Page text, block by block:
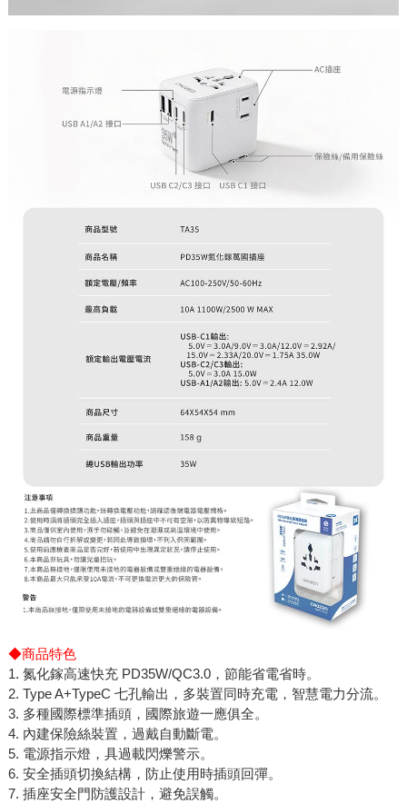
◆商品特色
1. 氮化鎵高速快充 PD35W/QC3.0，節能省電省時。
2. Type A+TypeC 七孔輸出，多裝置同時充電，智慧電力分流。
3. 多種國際標準插頭，國際旅遊一應俱全。
4. 內建保險絲裝置，過戴自動斷電。
5. 電源指示燈，具過載閃爍警示。
6. 安全插頭切換結構，防止使用時插頭回彈。
7. 插座安全門防護設計，避免誤觸。